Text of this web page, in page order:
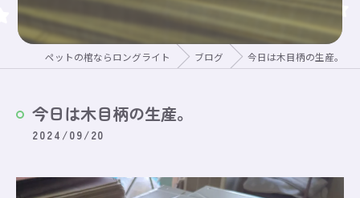
ペットの棺ならロングライト ブログ 今日は木目柄の生産。
今日は木目柄の生産。
2024/09/20